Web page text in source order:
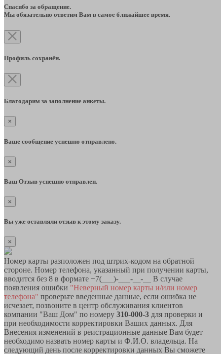
Спасибо за обращение.
Мы обязательно ответим Вам в самое ближайшее время.
Профиль сохранён.
Благодарим за заполнение анкеты.
×
Ваше сообщение успешно отправлено.
×
Ваш Отзыв успешно отправлен.
×
Вы уже оставляли отзыв к этому заказу.
×
Номер карты разположен под штрих-кодом на обратной
стороне. Номер телефона, указанный при получении карты,
вводится без 8 в формате +7(___)-___-__-__ В случае
появления ошибки "Неверный номер карты и/или номер
телефона" проверьте введенные данные, если ошибка не
исчезает, позвоните в центр обслуживания клиентов
компании "Ваш Дом" по номеру 310-000-3 для проверки и
при необходимости корректировки Ваших данных. Для
Внесения изменений в реистрационные данные Вам будет
необходимо назвать номер карты и Ф.И.О. владельца. На
следующий день после корректировки данных Вы сможете